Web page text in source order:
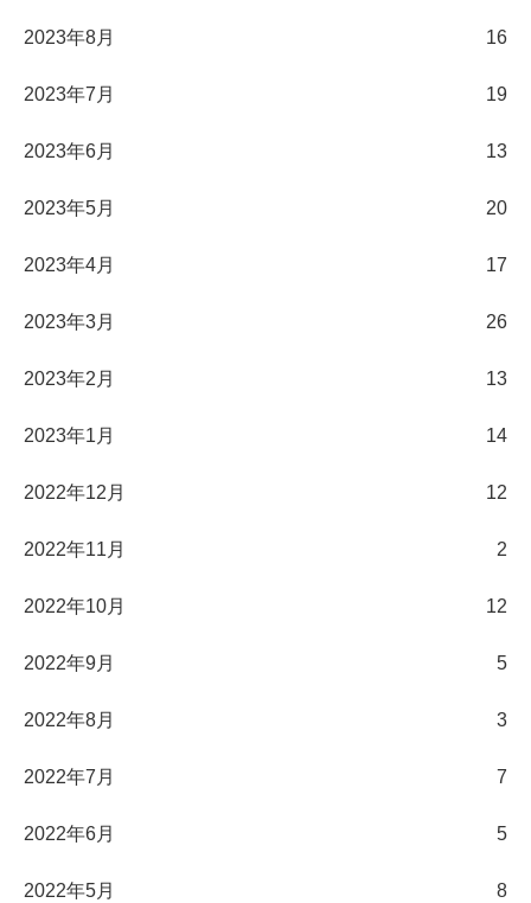
2023年8月 16
2023年7月 19
2023年6月 13
2023年5月 20
2023年4月 17
2023年3月 26
2023年2月 13
2023年1月 14
2022年12月 12
2022年11月 2
2022年10月 12
2022年9月 5
2022年8月 3
2022年7月 7
2022年6月 5
2022年5月 8